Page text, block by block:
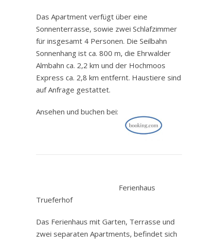
Das Apartment verfügt über eine
Sonnenterrasse, sowie zwei Schlafzimmer
für insgesamt 4 Personen. Die Seilbahn
Sonnenhang ist ca. 800 m, die Ehrwalder
Almbahn ca. 2,2 km und der Hochmoos
Express ca. 2,8 km entfernt. Haustiere sind
auf Anfrage gestattet.
Ansehen und buchen bei:
Ferienhaus
Trueferhof
Das Ferienhaus mit Garten, Terrasse und
zwei separaten Apartments, befindet sich